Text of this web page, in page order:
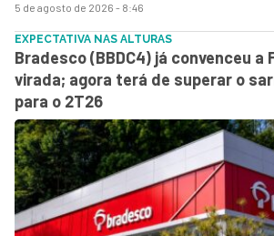
5 de agosto de 2026 - 8:46
EXPECTATIVA NAS ALTURAS
Bradesco (BBDC4) já convenceu a
virada; agora terá de superar o
para o 2T26